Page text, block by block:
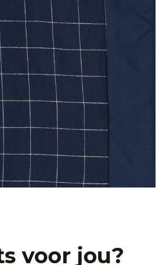
voor jou?